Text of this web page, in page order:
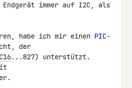
immer auf I2C, als
habe ich mir einen PIC-
der
...827) unterstützt.